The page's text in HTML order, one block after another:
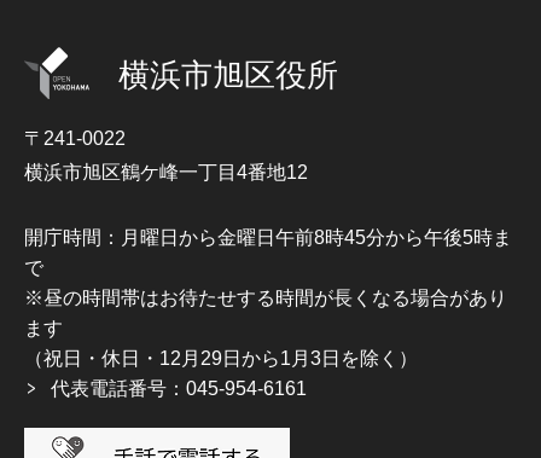
横浜市旭区役所
〒241-0022
横浜市旭区鶴ケ峰一丁目4番地12
開庁時間：月曜日から金曜日午前8時45分から午後5時ま
で
※昼の時間帯はお待たせする時間が長くなる場合があり
ます
（祝日・休日・12月29日から1月3日を除く）
代表電話番号：045-954-6161